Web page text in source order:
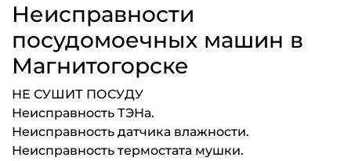
Неисправности
посудомоечных машин в
Магнитогорске
НЕ СУШИТ ПОСУДУ
Неисправность ТЭНа.
Неисправность датчика влажности.
Неисправность термостата мушки.